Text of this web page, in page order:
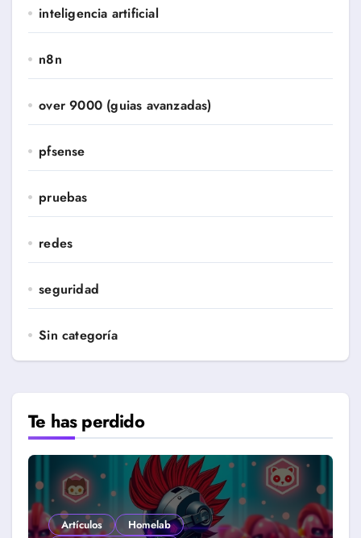
inteligencia artificial
n8n
over 9000 (guias avanzadas)
pfsense
pruebas
redes
seguridad
Sin categoría
Te has perdido
Artículos
Homelab